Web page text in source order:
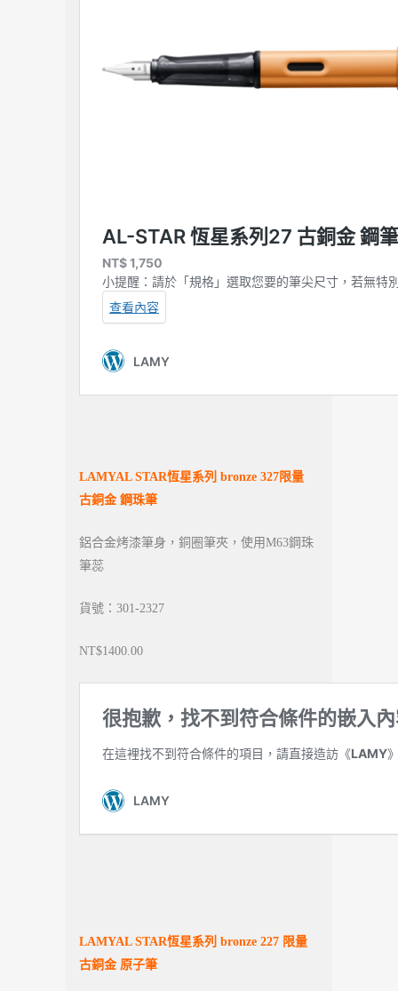
LAMYAL STAR恆星系列 bronze 327限量
古銅金 鋼珠筆
鋁合金烤漆筆身，銅圈筆夾，使用M63鋼珠
筆蕊
貨號：301-2327
NT$1400.00
LAMYAL STAR恆星系列 bronze 227 限量
古銅金 原子筆